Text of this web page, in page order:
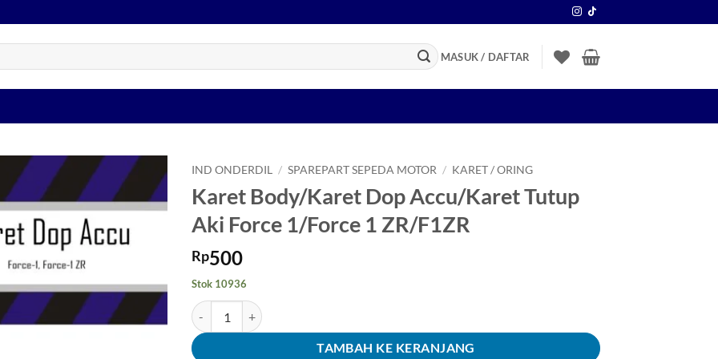
MASUK / DAFTAR
Tambahkan
IND ONDERDIL / SPAREPART SEPEDA MOTOR / KARET / ORING
Karet Body/Karet Dop Accu/Karet Tutup
Aki Force 1/Force 1 ZR/F1ZR
Rp500
Stok 10936
Kuantitas Karet Body/Karet Dop Accu/Karet Tutup Aki Force 1/Force 1 ZR/F1ZR
TAMBAH KE KERANJANG